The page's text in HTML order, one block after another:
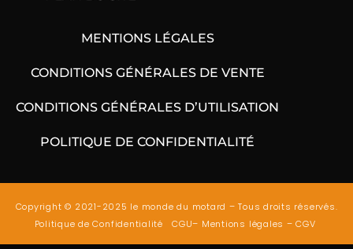
MENTIONS LÉGALES
CONDITIONS GÉNÉRALES DE VENTE
CONDITIONS GÉNÉRALES D’UTILISATION
POLITIQUE DE CONFIDENTIALITÉ
Copyright © 2021-2025 le monde du motard – Tous droits réservés.
Politique de Confidentialité
CGU– Mentions légales –CGV